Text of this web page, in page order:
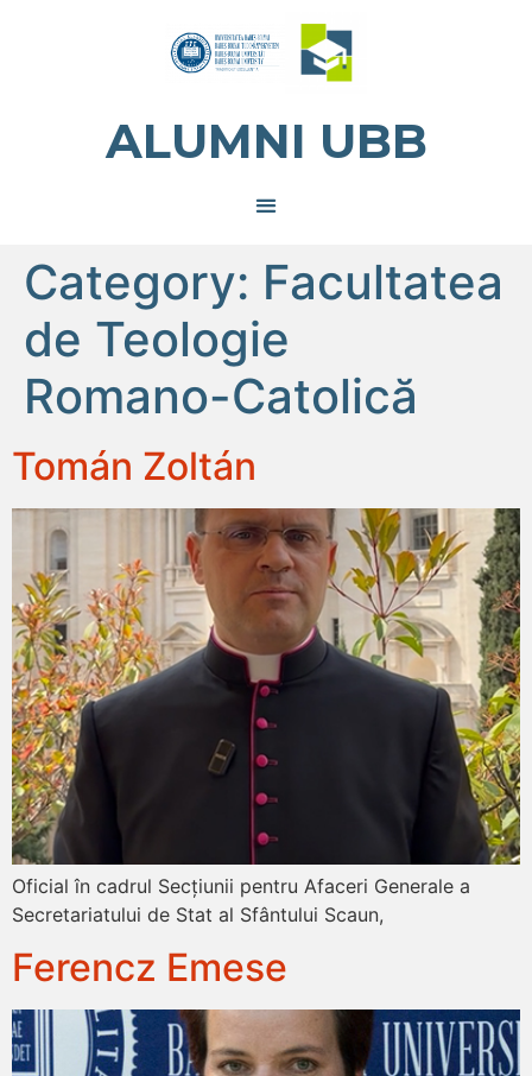
ALUMNI UBB
Category: Facultatea
de Teologie
Romano-Catolică
Tomán Zoltán
Oficial în cadrul Secțiunii pentru Afaceri Generale a
Secretariatului de Stat al Sfântului Scaun,
Ferencz Emese